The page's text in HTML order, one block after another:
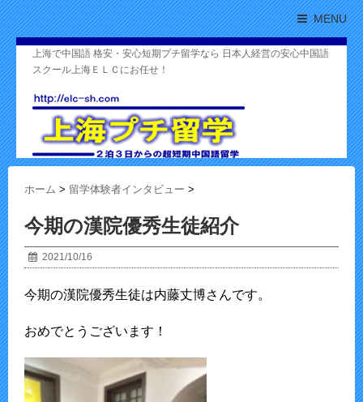
MENU
上海で中国語 格安・安心短期プチ留学なら 日本人経営の安心中国語
スクール上海ＥＬＣにお任せ！
ホーム > 留学体験者インタビュー >
今期の漢院優秀生徒紹介
2021/10/16
今期の漢院優秀生徒は内藤丈博さんです。
おめでとうございます！